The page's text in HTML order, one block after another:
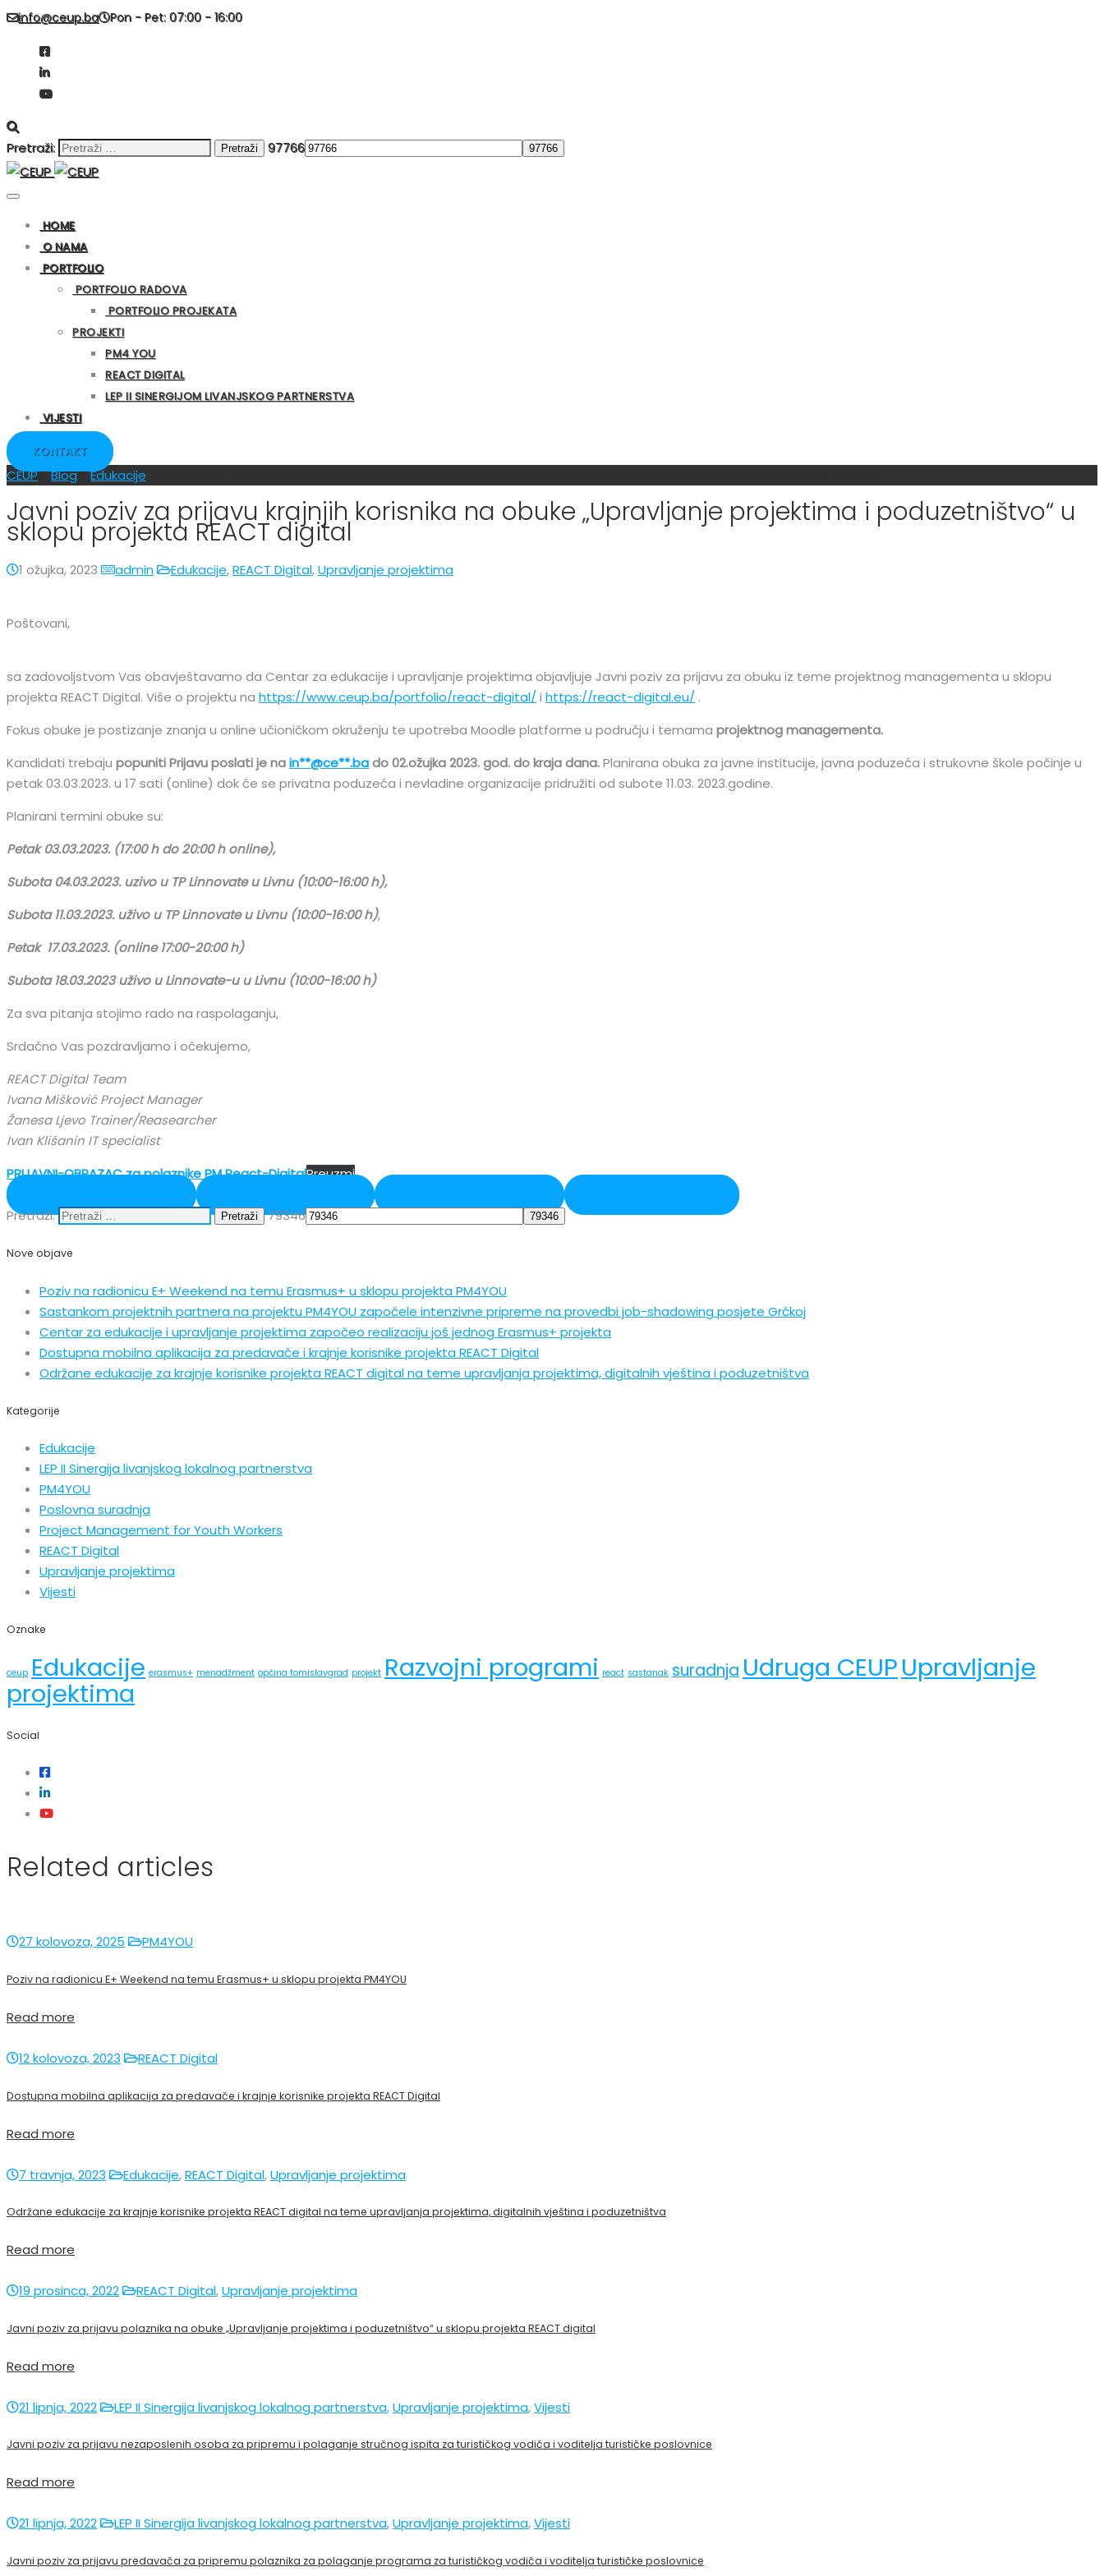
info@ceup.ba Pon - Pet: 07:00 - 16:00
Pretraži: 97766
HOME
O NAMA
PORTFOLIO
PORTFOLIO RADOVA
PORTFOLIO PROJEKATA
PROJEKTI
PM4 YOU
REACT DIGITAL
LEP II SINERGIJOM LIVANJSKOG PARTNERSTVA
VIJESTI
KONTAKT
CEUP>Blog>Edukacije
Javni poziv za prijavu krajnjih korisnika na obuke „Upravljanje projektima i poduzetništvo“ u
sklopu projekta REACT digital
1 ožujka, 2023 admin Edukacije,REACT Digital,Upravljanje projektima
Poštovani,
sa zadovoljstvom Vas obavještavamo da Centar za edukacije i upravljanje projektima objavljuje Javni poziv za prijavu za obuku iz teme projektnog managementa u sklopu
projekta REACT Digital. Više o projektu na https://www.ceup.ba/portfolio/react-digital/ i https://react-digital.eu/ .
Fokus obuke je postizanje znanja u online učioničkom okruženju te upotreba Moodle platforme u području i temama projektnog managementa.
Kandidati trebaju popuniti Prijavu poslati je nain**@ce**.bado 02.ožujka 2023. god. do kraja dana.Planirana obuka za javne institucije, javna poduzeća i strukovne škole počinje u
petak 03.03.2023. u 17 sati (online) dok će se privatna poduzeća i nevladine organizacije pridružiti od subote 11.03. 2023.godine.
Planirani termini obuke su:
Petak 03.03.2023. (17:00 h do 20:00 h online),
Subota 04.03.2023. uzivo u TP Linnovate u Livnu (10:00-16:00 h),
Subota 11.03.2023. uživo u TP Linnovate u Livnu (10:00-16:00 h),
Petak 17.03.2023. (online 17:00-20:00 h)
Subota 18.03.2023 uživo u Linnovate-u u Livnu (10:00-16:00 h)
Za sva pitanja stojimo rado na raspolaganju,
Srdačno Vas pozdravljamo i očekujemo,
REACT Digital Team
Ivana Mišković Project Manager
Žanesa Ljevo Trainer/Reasearcher
Ivan Klišanin IT specialist
PRIJAVNI-OBRAZAC za polaznike PM React-DigitalPreuzmi
Pretraži: 79346
Nove objave
Poziv na radionicu E+ Weekend na temu Erasmus+ u sklopu projekta PM4YOU
Sastankom projektnih partnera na projektu PM4YOU započele intenzivne pripreme na provedbi job-shadowing posjete Grčkoj
Centar za edukacije i upravljanje projektima započeo realizaciju još jednog Erasmus+ projekta
Dostupna mobilna aplikacija za predavače i krajnje korisnike projekta REACT Digital
Održane edukacije za krajnje korisnike projekta REACT digital na teme upravljanja projektima, digitalnih vještina i poduzetništva
Kategorije
Edukacije
LEP II Sinergija livanjskog lokalnog partnerstva
PM4YOU
Poslovna suradnja
Project Management for Youth Workers
REACT Digital
Upravljanje projektima
Vijesti
Oznake
ceup Edukacije erasmus+ menadžment općina tomislavgrad projekt Razvojni programi react sastanak suradnja Udruga CEUPUpravljanje
projektima
Social
Related articles
27 kolovoza, 2025 PM4YOU
Poziv na radionicu E+ Weekend na temu Erasmus+ u sklopu projekta PM4YOU
Read more
12 kolovoza, 2023 REACT Digital
Dostupna mobilna aplikacija za predavače i krajnje korisnike projekta REACT Digital
Read more
7 travnja, 2023 Edukacije,REACT Digital,Upravljanje projektima
Održane edukacije za krajnje korisnike projekta REACT digital na teme upravljanja projektima, digitalnih vještina i poduzetništva
Read more
19 prosinca, 2022 REACT Digital,Upravljanje projektima
Javni poziv za prijavu polaznika na obuke „Upravljanje projektima i poduzetništvo“ u sklopu projekta REACT digital
Read more
21 lipnja, 2022 LEP II Sinergija livanjskog lokalnog partnerstva,Upravljanje projektima,Vijesti
Javni poziv za prijavu nezaposlenih osoba za pripremu i polaganje stručnog ispita za turističkog vodiča i voditelja turističke poslovnice
Read more
21 lipnja, 2022 LEP II Sinergija livanjskog lokalnog partnerstva,Upravljanje projektima,Vijesti
Javni poziv za prijavu predavača za pripremu polaznika za polaganje programa za turističkog vodiča i voditelja turističke poslovnice